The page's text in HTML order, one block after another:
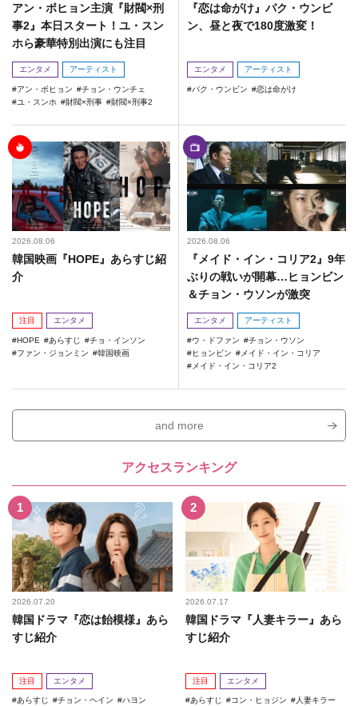
アン・ボヒョン主演『財閥×刑
事2』本日スタート！ユ・スン
ホら豪華特別出演にも注目
エンタメ アーティスト
アン・ボヒョン
チョン・ウンチェ
ユ・スンホ
財閥×刑事 財閥×刑事2
『恋は命がけ』パク・ウンビ
ン、昼と夜で180度激変！
エンタメ アーティスト
パク・ウンビン 恋は命がけ
2026.08.06
韓国映画『HOPE』あらすじ紹
介
注目 エンタメ
HOPE あらすじ
チョ・インソン
ファン・ジョンミン
韓国映画
2026.08.06
『メイド・イン・コリア2』9年
ぶりの戦いが開幕…ヒョンビン
＆チョン・ウソンが激突
エンタメ アーティスト
ウ・ドファン
チョン・ウソン
ヒョンビン
メイド・イン・コリア
メイド・イン・コリア2
and more
アクセスランキング
2026.07.20
韓国ドラマ『恋は飴模様』あら
すじ紹介
注目 エンタメ
あらすじ チョン・ヘイン
ハヨン
2026.07.17
韓国ドラマ『人妻キラー』あら
すじ紹介
注目 エンタメ
あらすじ コン・ヒョジン 人妻キラー